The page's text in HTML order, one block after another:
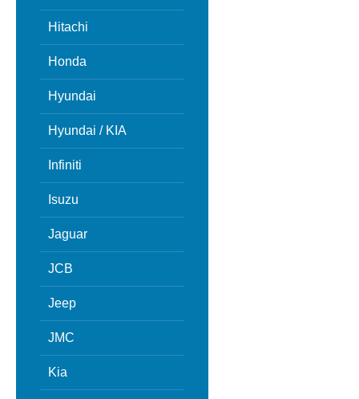
Hitachi
Honda
Hyundai
Hyundai / KIA
Infiniti
Isuzu
Jaguar
JCB
Jeep
JMC
Kia